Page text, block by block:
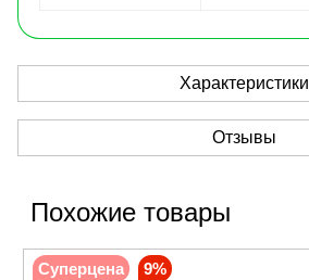
Характеристики
Отзывы
Похожие товары
Суперцена 9%